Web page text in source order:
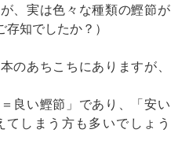
、実は色々な種類の鰹節が
知でしたか？）
のあちこちにありますが、
良い鰹節」であり、「安い
しまう方も多いでしょう